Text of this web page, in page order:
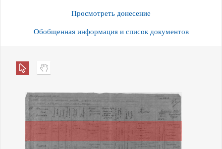
Просмотреть донесение
Обобщенная информация и список документов